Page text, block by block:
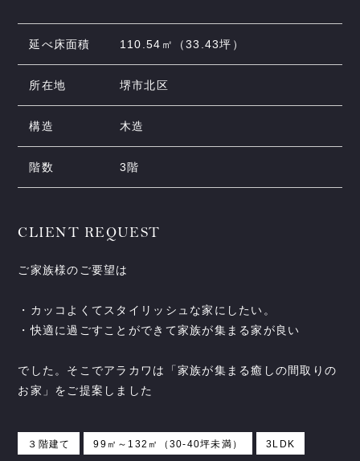
延べ床面積 110.54㎡（33.43坪）
所在地 堺市北区
構造 木造
階数 3階
CLIENT REQUEST
ご家族様のご要望は
・カッコよくてスタイリッシュな家にしたい。
・快適に過ごすことができて家族が集まる家が良い
でした。そこでアラカワは「家族が集まる癒しの間取りの
お家」をご提案しました
３階建て 99㎡～132㎡（30-40坪未満） 3LDK